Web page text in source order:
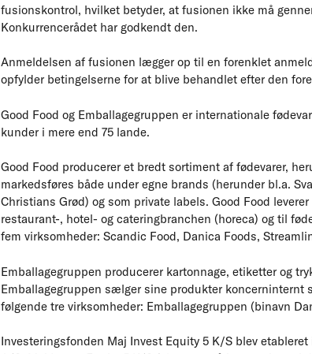
fusionskontrol, hvilket betyder, at fusionen ikke må
Konkurrencerådet har godkendt den.
Anmeldelsen af fusionen lægger op til en forenklet
opfylder betingelserne for at blive behandlet efter den
Good Food og Emballagegruppen er internationale
kunder i mere end 75 lande.
Good Food producerer et bredt sortiment af fødevarer,
markedsføres både under egne brands (herunder bl.a.
Christians Grød) og som private labels. Good Food
restaurant-, hotel- og cateringbranchen (horeca) og til
fem virksomheder: Scandic Food, Danica Foods,
Emballagegruppen producerer kartonnage, etiketter og
Emballagegruppen sælger sine produkter koncerninternt
følgende tre virksomheder: Emballagegruppen (binavn
Investeringsfonden Maj Invest Equity 5 K/S blev